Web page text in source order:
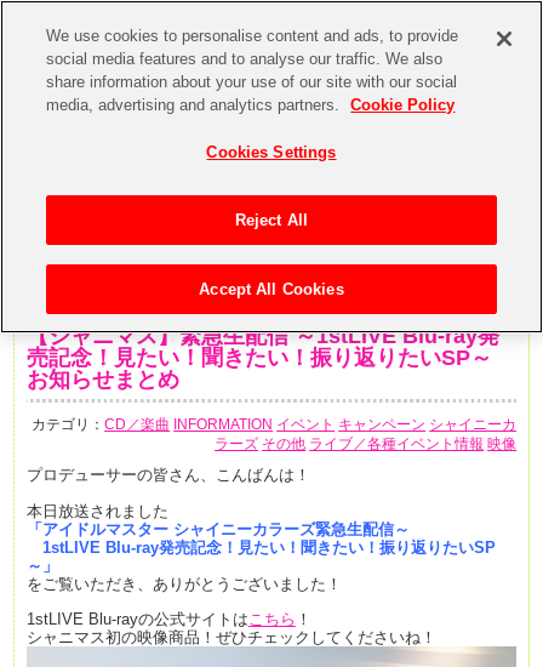
【シャニマス】緊急生配信 ～1stLIVE Blu-ray発
売記念！見たい！聞きたい！振り返りたいSP～
お知らせまとめ
カテゴリ：CD／楽曲 INFORMATION イベント キャンペーン シャイニーカ
ラーズ その他 ライブ／各種イベント情報 映像
プロデューサーの皆さん、こんばんは！
本日放送されました
「アイドルマスター シャイニーカラーズ緊急生配信～
1stLIVE Blu-ray発売記念！見たい！聞きたい！振り返りたいSP
～」
をご覧いただき、ありがとうございました！
1stLIVE Blu-rayの公式サイトはこちら ！
シャニマス初の映像商品！ぜひチェックしてくださいね！
We use cookies to personalise content and ads, to provide
social media features and to analyse our traffic. We also
share information about your use of our site with our social
media, advertising and analytics partners.
Cookie Policy
Cookies Settings
Reject All
Accept All Cookies